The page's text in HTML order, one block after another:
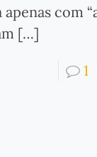
com
[…]
1